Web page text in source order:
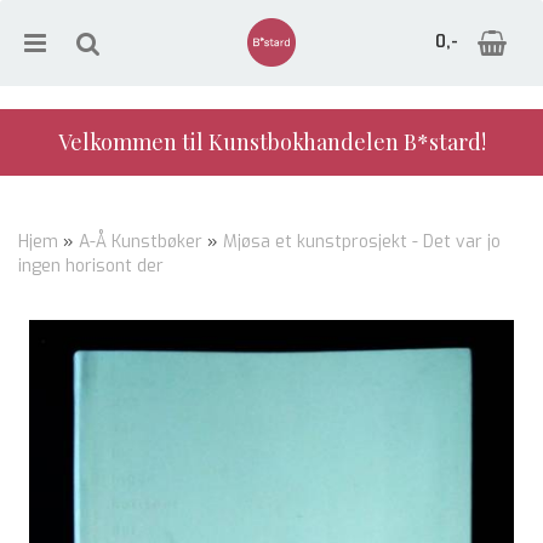
0,-
Velkommen til Kunstbokhandelen B*stard!
Hjem » A-Å Kunstbøker » Mjøsa et kunstprosjekt - Det var jo
ingen horisont der